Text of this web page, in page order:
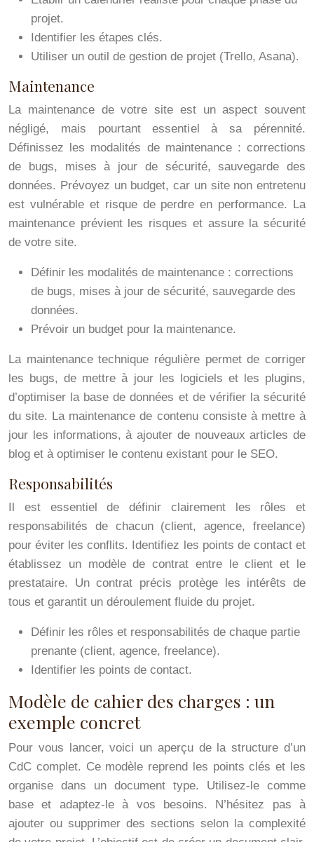
projet.
Identifier les étapes clés.
Utiliser un outil de gestion de projet (Trello, Asana).
Maintenance
La maintenance de votre site est un aspect souvent
négligé, mais pourtant essentiel à sa pérennité.
Définissez les modalités de maintenance : corrections
de bugs, mises à jour de sécurité, sauvegarde des
données. Prévoyez un budget, car un site non entretenu
est vulnérable et risque de perdre en performance. La
maintenance prévient les risques et assure la sécurité
de votre site.
Définir les modalités de maintenance : corrections
de bugs, mises à jour de sécurité, sauvegarde des
données.
Prévoir un budget pour la maintenance.
La maintenance technique régulière permet de corriger
les bugs, de mettre à jour les logiciels et les plugins,
d’optimiser la base de données et de vérifier la sécurité
du site. La maintenance de contenu consiste à mettre à
jour les informations, à ajouter de nouveaux articles de
blog et à optimiser le contenu existant pour le SEO.
Responsabilités
Il est essentiel de définir clairement les rôles et
responsabilités de chacun (client, agence, freelance)
pour éviter les conflits. Identifiez les points de contact et
établissez un modèle de contrat entre le client et le
prestataire. Un contrat précis protège les intérêts de
tous et garantit un déroulement fluide du projet.
Définir les rôles et responsabilités de chaque partie
prenante (client, agence, freelance).
Identifier les points de contact.
Modèle de cahier des charges : un
exemple concret
Pour vous lancer, voici un aperçu de la structure d’un
CdC complet. Ce modèle reprend les points clés et les
organise dans un document type. Utilisez-le comme
base et adaptez-le à vos besoins. N’hésitez pas à
ajouter ou supprimer des sections selon la complexité